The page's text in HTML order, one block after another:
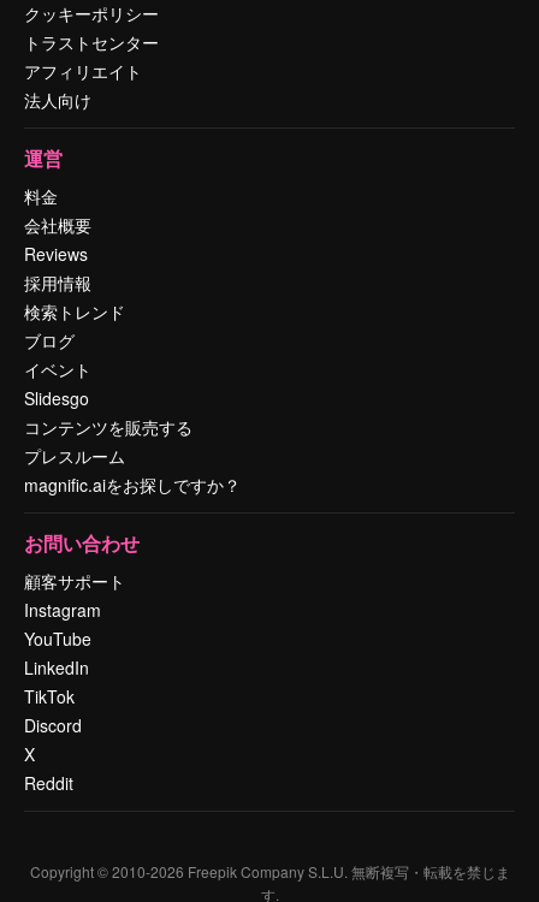
クッキーポリシー
トラストセンター
アフィリエイト
法人向け
運営
料金
会社概要
Reviews
採用情報
検索トレンド
ブログ
イベント
Slidesgo
コンテンツを販売する
プレスルーム
magnific.aiをお探しですか？
お問い合わせ
顧客サポート
Instagram
YouTube
LinkedIn
TikTok
Discord
X
Reddit
Copyright © 2010-2026 Freepik Company S.L.U. 無断複写・転載を禁じま
す.